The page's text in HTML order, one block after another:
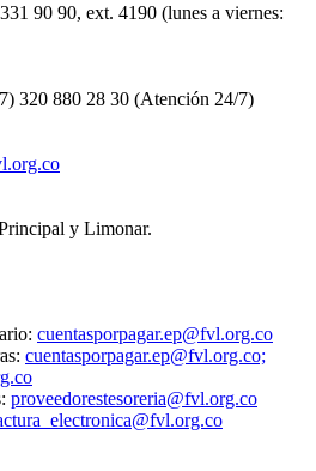
90 90, ext. 4190 (lunes a viernes:
320 880 28 30 (Atención 24/7)
y Limonar.
cuentasporpagar.ep@fvl.org.co
cuentasporpagar.ep@fvl.org.co;
proveedorestesoreria@fvl.org.co